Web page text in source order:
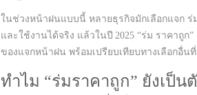
ในช่วงหน้าฝนแบบนี้ หลายธุรกิจมักเลือกแจก ร่
และใช้งานได้จริง แล้วในปี 2025 “ร่ม ราคาถู
ของแจกหน้าฝน พร้อมเปรียบเทียบทางเลือกอื่น
ทำไม “ร่มราคาถูก” ยังเป็